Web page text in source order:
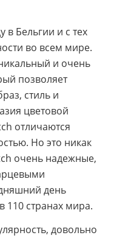
в Бельгии и с тех
во всем мире.
и очень
позволяет
стиль и
цветовой
отличаются
Но это никак
очень надежные,
день
110 странах мира.
довольно